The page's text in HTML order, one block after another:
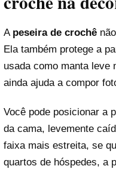
A peseira de crochê
Ela também protege a
usada como manta leve
ainda ajuda a compor
Você pode posicionar a
da cama, levemente
faixa mais estreita, se
quartos de hóspedes, a